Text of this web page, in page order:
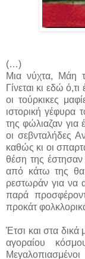
(…)
Μια νύχτα, Μάη
Γίνεται κι εδώ
οι τούρκικες
ιστορική γέφυρα
της φώλιαζαν για
οι σεβνταλήδες
καθώς κι οι
θέση της έστησαν
από κάτω της θα
ρεστωράν για να
παρά
προκάτ
Έτσι και στα δικά
αγοραίου